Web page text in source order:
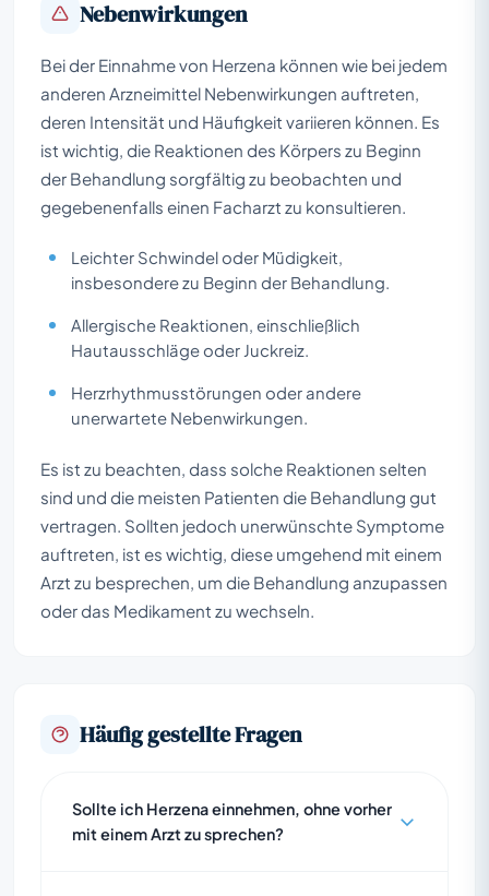
Nebenwirkungen
Bei der Einnahme von Herzena können wie bei jedem
anderen Arzneimittel Nebenwirkungen auftreten,
deren Intensität und Häufigkeit variieren können. Es
ist wichtig, die Reaktionen des Körpers zu Beginn
der Behandlung sorgfältig zu beobachten und
gegebenenfalls einen Facharzt zu konsultieren.
Leichter Schwindel oder Müdigkeit,
insbesondere zu Beginn der Behandlung.
Allergische Reaktionen, einschließlich
Hautausschläge oder Juckreiz.
Herzrhythmusstörungen oder andere
unerwartete Nebenwirkungen.
Es ist zu beachten, dass solche Reaktionen selten
sind und die meisten Patienten die Behandlung gut
vertragen. Sollten jedoch unerwünschte Symptome
auftreten, ist es wichtig, diese umgehend mit einem
Arzt zu besprechen, um die Behandlung anzupassen
oder das Medikament zu wechseln.
Häufig gestellte Fragen
Sollte ich Herzena einnehmen, ohne vorher
mit einem Arzt zu sprechen?